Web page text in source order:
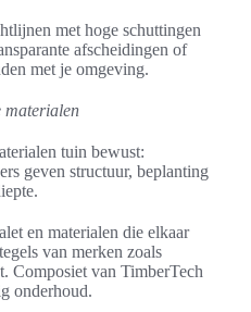
met hoge schuttingen
afscheidingen of
met je omgeving.
materialen
tuin bewust:
geven structuur, beplanting
en materialen die elkaar
van merken zoals
Composiet van TimberTech
onderhoud.